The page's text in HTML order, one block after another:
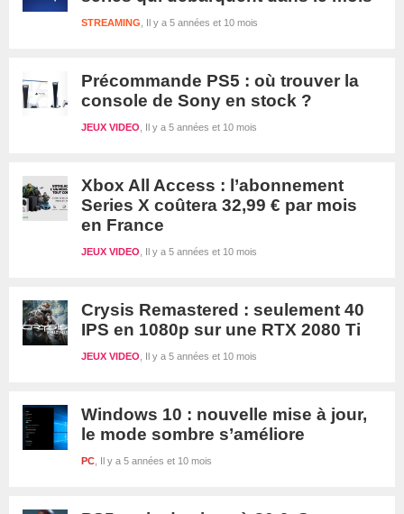
Il y a 5 années et 10 mois
STREAMING
Précommande PS5 : où trouver la
console de Sony en stock ?
Il y a 5 années et 10 mois
JEUX VIDEO
Xbox All Access : l’abonnement
Series X coûtera 32,99 € par mois
en France
Il y a 5 années et 10 mois
JEUX VIDEO
Crysis Remastered : seulement 40
IPS en 1080p sur une RTX 2080 Ti
Il y a 5 années et 10 mois
JEUX VIDEO
Windows 10 : nouvelle mise à jour,
le mode sombre s’améliore
Il y a 5 années et 10 mois
PC